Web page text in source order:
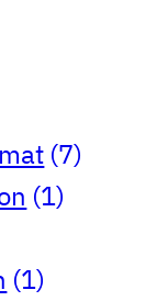
(7)
(1)
(1)